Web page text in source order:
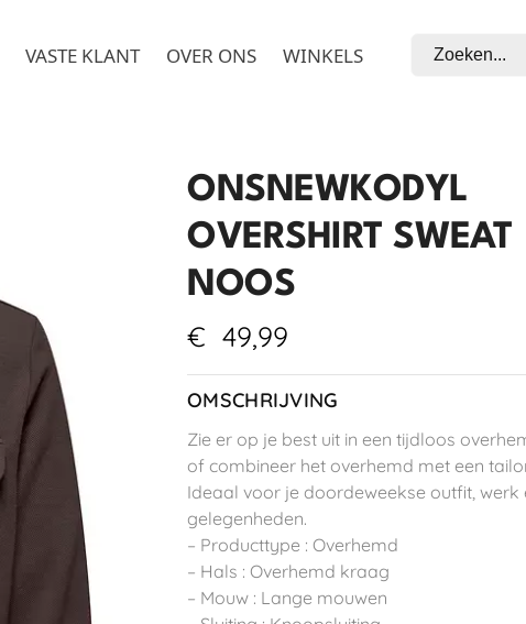
VASTE KLANT OVER ONS WINKELS
ONSNEWKODYL
OVERSHIRT SWEAT
NOOS
€ 49,99
OMSCHRIJVING
Zie er op je best uit in een tijdloos
of combineer het overhemd met een
Ideaal voor je doordeweekse outfit, werk
gelegenheden.
– Producttype : Overhemd
– Hals : Overhemd kraag
– Mouw : Lange mouwen